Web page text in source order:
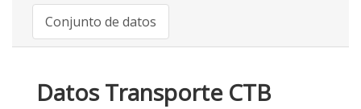
Conjunto de datos
Datos Transporte CTB